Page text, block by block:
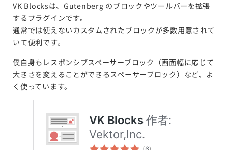
VK Blocksは、Gutenberg のブロックやツールバーを拡張
するプラグインです。
通常では使えないカスタムされたブロックが多数用意されて
いて便利です。
僕自身もレスポンシブスペーサーブロック（画面幅に応じて
大きさを変えることができるスペーサーブロック）など、よ
く使っています。